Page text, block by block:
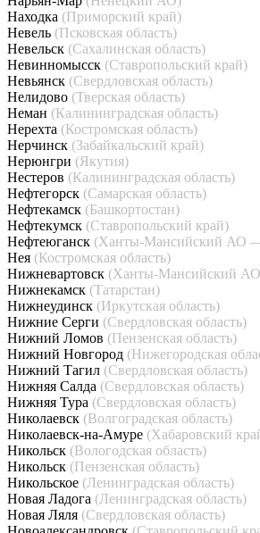
Находка (Приморский край)
Невель (Псковская область)
Невельск (Сахалинская область)
Невинномысск (Ставропольский край)
Невьянск (Свердловская область)
Нелидово (Тверская область)
Неман (Калининградская область)
Нерехта (Костромская область)
Нерчинск (Забайкальский край)
Нерюнгри (Якутия)
Нестеров (Калининградская область)
Нефтегорск (Самарская область)
Нефтекамск (Башкортостан)
Нефтекумск (Ставропольский край)
Нефтеюганск (Ханты-Мансийский АО
Нея (Костромская область)
Нижневартовск (Ханты-Мансийский
Нижнекамск (Татарстан)
Нижнеудинск (Иркутская область)
Нижние Серги (Свердловская область)
Нижний Ломов (Пензенская область)
Нижний Новгород (Нижегородская
Нижний Тагил (Свердловская область)
Нижняя Салда (Свердловская область)
Нижняя Тура (Свердловская область)
Николаевск (Волгоградская область)
Николаевск-на-Амуре (Хабаровский
Никольск (Вологодская область)
Никольск (Пензенская область)
Никольское (Ленинградская область)
Новая Ладога (Ленинградская область)
Новая Ляля (Свердловская область)